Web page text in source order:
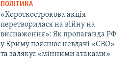
ПОЛІТИКА
«Короткострокова акція
перетворилася на війну на
виснаження»: Як пропаганда РФ
у Криму пояснює невдачі «СВО»
та залякує «мінними атаками»